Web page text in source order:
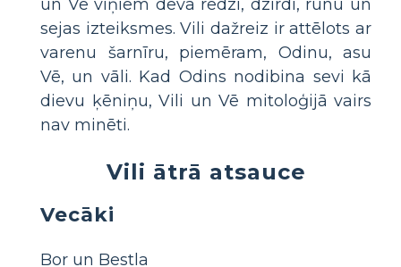
un Vē viņiem deva redzi, dzirdi, runu un
sejas izteiksmes. Vili dažreiz ir attēlots ar
varenu šarnīru, piemēram, Odinu, asu
Vē, un vāli. Kad Odins nodibina sevi kā
dievu ķēniņu, Vili un Vē mitoloģijā vairs
nav minēti.
Vili ātrā atsauce
Vecāki
Bor un Bestla